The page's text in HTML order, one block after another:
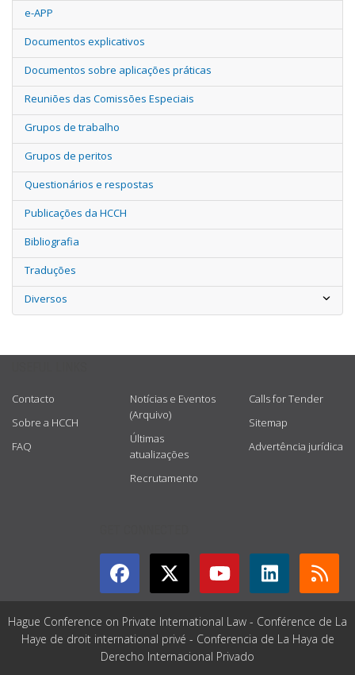
e-APP
Documentos explicativos
Documentos sobre aplicações práticas
Reuniões das Comissões Especiais
Grupos de trabalho
Grupos de peritos
Questionários e respostas
Publicações da HCCH
Bibliografia
Traduções
Diversos
Contacto
Sobre a HCCH
FAQ
Notícias e Eventos
(Arquivo)
Últimas
atualizações
Recrutamento
Calls for Tender
Sitemap
Advertência jurídica
Hague Conference on Private International Law - Conférence de La
Haye de droit international privé - Conferencia de La Haya de
Derecho Internacional Privado